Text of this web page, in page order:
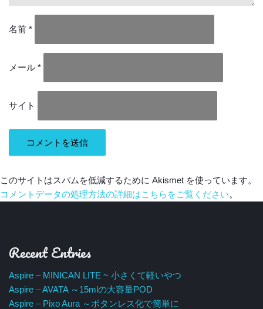
名前 *
メール *
サイト
このサイトはスパムを低減するために Akismet を使っています。
コメントデータの処理方法の詳細はこちらをご覧ください。
Recent Entries
Aspire – MINICAN LITE ~ 小さくて軽いやつ
Aspire – AVATA ～15mlの大容量POD
Aspire – Pixo Aura ～ボタンレス化で簡単に